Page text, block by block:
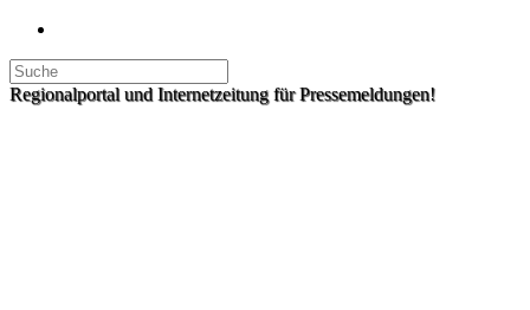
Regionalportal und Internetzeitung für Pressemeldungen!